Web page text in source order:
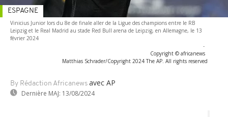
Vinicius Junior lors du 8e de finale aller de la Ligue des champions entre le RB
Leipzig et le Real Madrid au stade Red Bull arena de Leipzig, en Allemagne, le 13
février 2024
-
Copyright © africanews
Matthias Schrader/Copyright 2024 The AP. All rights reserved
By Rédaction Africanews avec AP
Dernière MAJ: 13/08/2024
ESPAGNE